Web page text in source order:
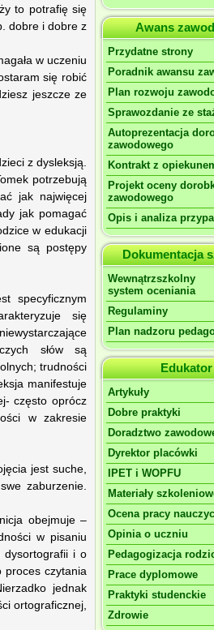
to potrafię się
dobre i dobre z
w uczeniu
się robić
jeszcze ze
z dysleksją.
potrzebują
jak najwięcej
jak pomagać
w edukacji
są postępy
specyficznym
się
słów są
trudności
manifestuje
często oprócz
w zakresie
jest suche,
zaburzenie.
obejmuje –
w pisaniu
dysortografii i o
proces czytania
jednak
ortograficznej,
Awans
Przydatne strony
Poradnik awansu
Plan rozwoju
Sprawozdanie ze
Autoprezentacja
zawodowego
Kontrakt z
Projekt oceny
zawodowego
Opis i analiza
Dokumentacja
Wewnątrzszkolny
system oceniania
Regulaminy
Plan nadzoru
Edukator
Artykuły
Dobre praktyki
Doradztwo
Dyrektor placówki
IPET i WOPFU
Materiały
Ocena pracy
Opinia o uczniu
Pedagogizacja
Prace dyplomowe
Praktyki studenckie
Zdrowie